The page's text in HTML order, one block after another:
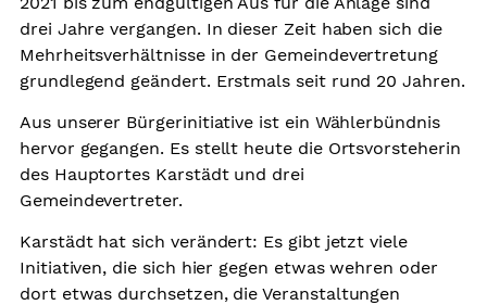
drei Jahre vergangen. In dieser Zeit haben sich die
Mehrheitsverhältnisse in der Gemeindevertretung
grundlegend geändert. Erstmals seit rund 20 Jahren.
Aus unserer Bürgerinitiative ist ein Wählerbündnis
hervor gegangen. Es stellt heute die Ortsvorsteherin
des Hauptortes Karstädt und drei
Gemeindevertreter.
Karstädt hat sich verändert: Es gibt jetzt viele
Initiativen, die sich hier gegen etwas wehren oder
dort etwas durchsetzen, die Veranstaltungen